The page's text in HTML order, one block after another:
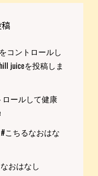
コントロールし
juiceを投稿しま
ロールして健康
こちるなおはな
おはなし